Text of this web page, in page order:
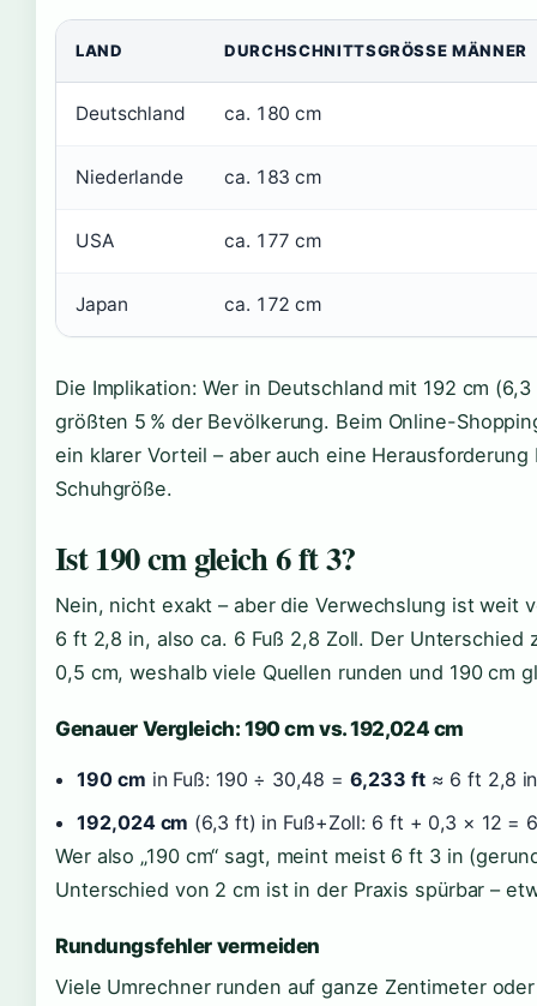
LAND DURCHSCHNITTSGRÖSSE MÄNNER
Deutschland ca. 180 cm
Niederlande ca. 183 cm
USA ca. 177 cm
Japan ca. 172 cm
Die Implikation: Wer in Deutschland mit 192 cm
größten 5 % der Bevölkerung. Beim Online-
ein klarer Vorteil – aber auch eine
Schuhgröße.
Ist 190 cm gleich 6 ft 3?
Nein, nicht exakt – aber die Verwechslung ist weit
6 ft 2,8 in, also ca. 6 Fuß 2,8 Zoll. Der Unterschied
0,5 cm, weshalb viele Quellen runden und 190 cm
Genauer Vergleich: 190 cm vs. 192,024 cm
190 cm in Fuß: 190 ÷ 30,48 = 6,233 ft≈ 6 ft 2,8 in
192,024 cm (6,3 ft) in Fuß+Zoll: 6 ft + 0,3 × 12 =
Wer also „190 cm“ sagt, meint meist 6 ft 3 in
Unterschied von 2 cm ist in der Praxis spürbar –
Rundungsfehler vermeiden
Viele Umrechner runden auf ganze Zentimeter